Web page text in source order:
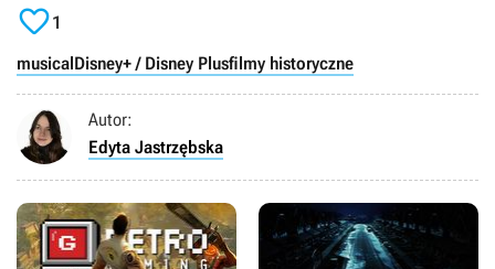
1
musicalDisney+ / Disney Plusfilmy historyczne
Autor:
Edyta Jastrzębska